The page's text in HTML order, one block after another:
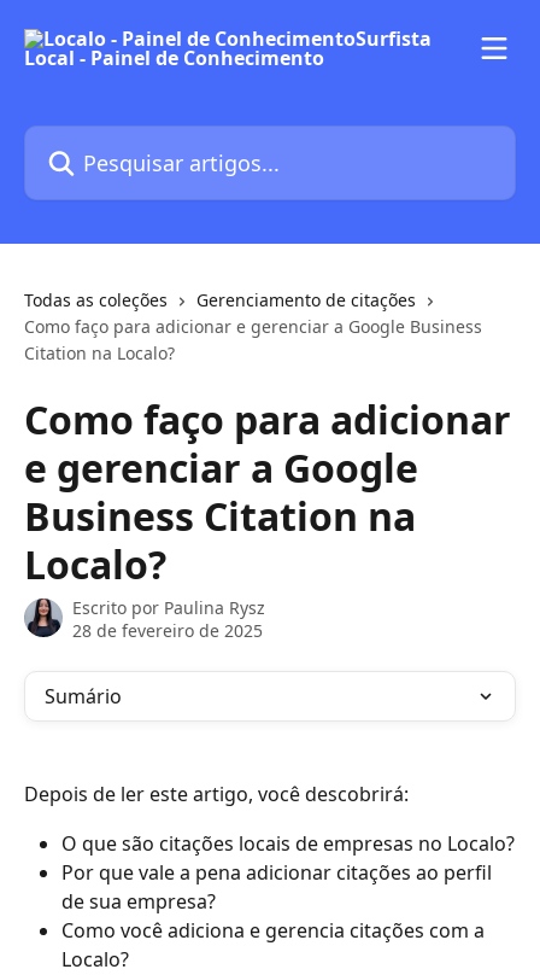
Pesquisar artigos...
Todas as coleções
Gerenciamento de citações
Como faço para adicionar e gerenciar a Google Business
Citation na Localo?
Como faço para adicionar
e gerenciar a Google
Business Citation na
Localo?
Escrito por Paulina Rysz
28 de fevereiro de 2025
Sumário
Depois de ler este artigo, você descobrirá:
O que são citações locais de empresas no Localo?
Por que vale a pena adicionar citações ao perfil
de sua empresa?
Como você adiciona e gerencia citações com a
Localo?